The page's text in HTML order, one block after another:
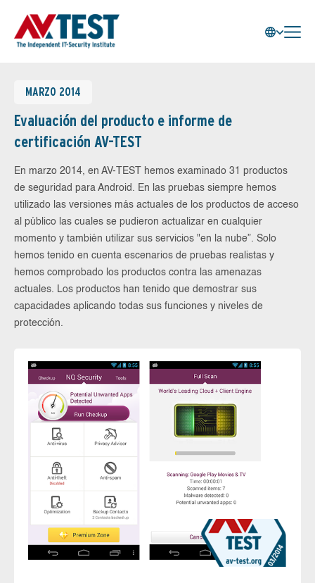
MARZO 2014
Evaluación del producto e informe de
certificación AV-TEST
En marzo 2014, en AV-TEST hemos examinado 31 productos
de seguridad para Android. En las pruebas siempre hemos
utilizado las versiones más actuales de los productos de acceso
al público las cuales se pudieron actualizar en cualquier
momento y también utilizar sus servicios "en la nube”. Solo
hemos tenido en cuenta escenarios de pruebas realistas y
hemos comprobado los productos contra las amenazas
actuales. Los productos han tenido que demostrar sus
capacidades aplicando todas sus funciones y niveles de
protección.